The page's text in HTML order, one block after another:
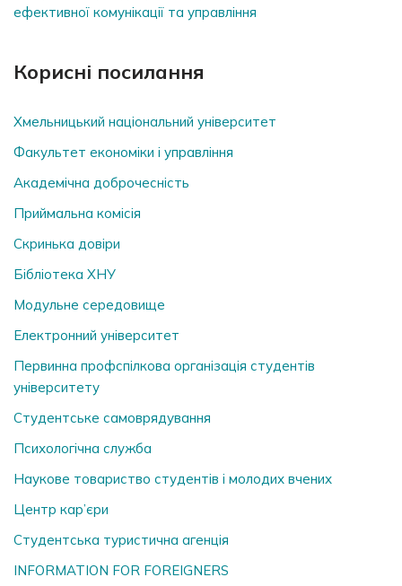
ефективної комунікації та управління
Корисні посилання
Хмельницький національний університет
Факультет економіки і управління
Академічна доброчесність
Приймальна комісія
Скринька довiри
Бібліотека ХНУ
Модульне середовище
Електронний університет
Первинна профспілкова організація студентів
університету
Студентське самоврядування
Психологічна служба
Наукове товариство студентів і молодих вчених
Центр кар’єри
Студентська туристична агенція
INFORMATION FOR FOREIGNERS